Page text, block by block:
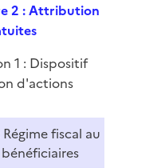
2 : Attribution
1 : Dispositif
d'actions
fiscal au